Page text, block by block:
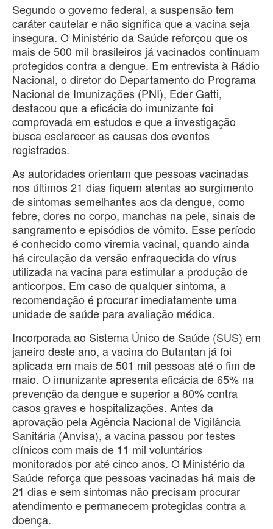
Segundo o governo federal, a suspensão tem
caráter cautelar e não significa que a vacina seja
insegura. O Ministério da Saúde reforçou que os
mais de 500 mil brasileiros já vacinados continuam
protegidos contra a dengue. Em entrevista à Rádio
Nacional, o diretor do Departamento do Programa
Nacional de Imunizações (PNI), Eder Gatti,
destacou que a eficácia do imunizante foi
comprovada em estudos e que a investigação
busca esclarecer as causas dos eventos
registrados.
As autoridades orientam que pessoas vacinadas
nos últimos 21 dias fiquem atentas ao surgimento
de sintomas semelhantes aos da dengue, como
febre, dores no corpo, manchas na pele, sinais de
sangramento e episódios de vômito. Esse período
é conhecido como viremia vacinal, quando ainda
há circulação da versão enfraquecida do vírus
utilizada na vacina para estimular a produção de
anticorpos. Em caso de qualquer sintoma, a
recomendação é procurar imediatamente uma
unidade de saúde para avaliação médica.
Incorporada ao Sistema Único de Saúde (SUS) em
janeiro deste ano, a vacina do Butantan já foi
aplicada em mais de 501 mil pessoas até o fim de
maio. O imunizante apresenta eficácia de 65% na
prevenção da dengue e superior a 80% contra
casos graves e hospitalizações. Antes da
aprovação pela Agência Nacional de Vigilância
Sanitária (Anvisa), a vacina passou por testes
clínicos com mais de 11 mil voluntários
monitorados por até cinco anos. O Ministério da
Saúde reforça que pessoas vacinadas há mais de
21 dias e sem sintomas não precisam procurar
atendimento e permanecem protegidas contra a
doença.